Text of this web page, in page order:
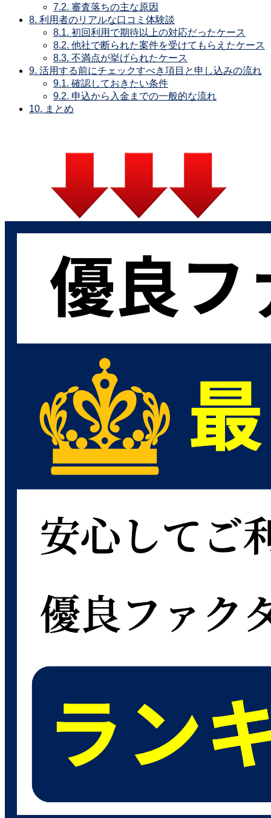
7.2. 審査落ちの主な原因
8. 利用者のリアルな口コミ体験談
8.1. 初回利用で期待以上の対応だったケース
8.2. 他社で断られた案件を受けてもらえたケース
8.3. 不満点が挙げられたケース
9. 活用する前にチェックすべき項目と申し込みの流れ
9.1. 確認しておきたい条件
9.2. 申込から入金までの一般的な流れ
10. まとめ